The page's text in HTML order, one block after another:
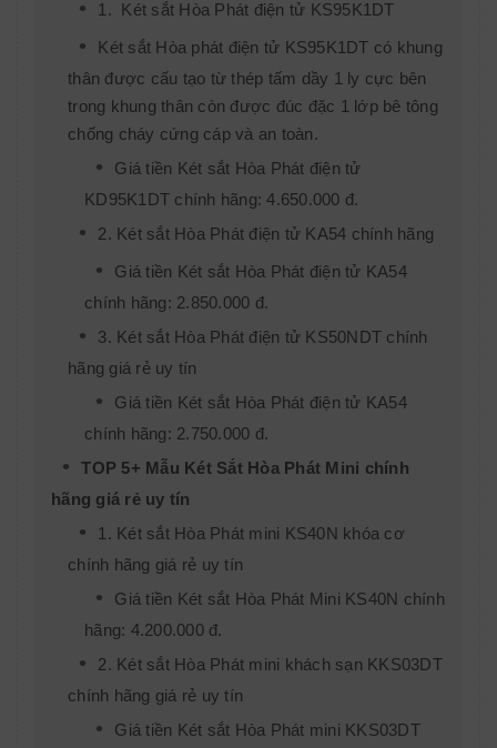
1. Két sắt Hòa Phát điện tử KS95K1DT
Két sắt Hòa phát điện tử KS95K1DT có khung
thân được cấu tạo từ thép tấm dầy 1 ly cực bên
trong khung thân còn được đúc đặc 1 lớp bê tông
chống cháy cứng cáp và an toàn.
Giá tiền Két sắt Hòa Phát điện tử
KD95K1DT chính hãng: 4.650.000 đ.
2. Két sắt Hòa Phát điện tử KA54 chính hãng
Giá tiền Két sắt Hòa Phát điện tử KA54
chính hãng: 2.850.000 đ.
3. Két sắt Hòa Phát điện tử KS50NDT chính
hãng giá rẻ uy tín
Giá tiền Két sắt Hòa Phát điện tử KA54
chính hãng: 2.750.000 đ.
TOP 5+ Mẫu Két Sắt Hòa Phát Mini chính
hãng giá rẻ uy tín
1. Két sắt Hòa Phát mini KS40N khóa cơ
chính hãng giá rẻ uy tín
Giá tiền Két sắt Hòa Phát Mini KS40N chính
hãng: 4.200.000 đ.
2. Két sắt Hòa Phát mini khách sạn KKS03DT
chính hãng giá rẻ uy tín
Giá tiền Két sắt Hòa Phát mini KKS03DT